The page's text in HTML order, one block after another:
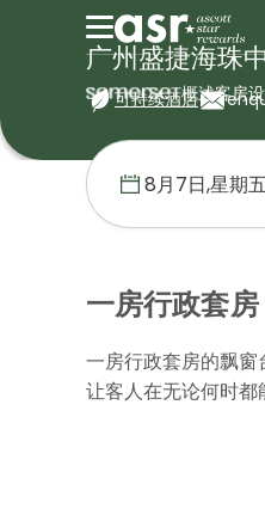
概述客房
广州盛捷海珠
可持续酒店
首页 盛捷服务公寓 中
一房行政套房
一房行政套房的飘窗
让客人在无论何时都